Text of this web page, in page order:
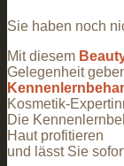
Sie haben noch
Mit diesem
Gelegenheit
Kosmetik-
Die
Haut profitieren
und lässt Sie